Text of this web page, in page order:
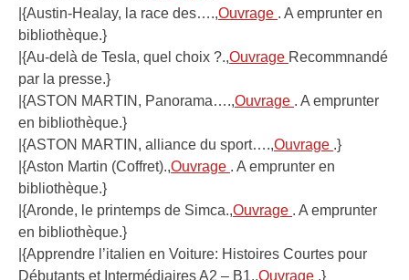
|{Austin-Healay, la race des….,Ouvrage . A emprunter en
bibliothèque.}
|{Au-delà de Tesla, quel choix ?.,Ouvrage Recommnandé
par la presse.}
|{ASTON MARTIN, Panorama….,Ouvrage . A emprunter
en bibliothèque.}
|{ASTON MARTIN, alliance du sport….,Ouvrage .}
|{Aston Martin (Coffret).,Ouvrage . A emprunter en
bibliothèque.}
|{Aronde, le printemps de Simca.,Ouvrage . A emprunter
en bibliothèque.}
|{Apprendre l’italien en Voiture: Histoires Courtes pour
Débutants et Intermédiaires A2 – B1.,Ouvrage .}